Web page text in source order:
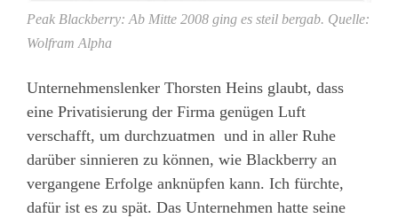
Peak Blackberry: Ab Mitte 2008 ging es steil bergab. Quelle:
Wolfram Alpha
Unternehmenslenker Thorsten Heins glaubt, dass
eine Privatisierung der Firma genügen Luft
verschafft, um durchzuatmen und in aller Ruhe
darüber sinnieren zu können, wie Blackberry an
vergangene Erfolge anknüpfen kann. Ich fürchte,
dafür ist es zu spät. Das Unternehmen hatte seine